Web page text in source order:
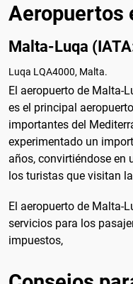
Aeropuertos
Malta-Luqa
Luqa LQA4000, Malta.
El aeropuerto de Malta-
es el principal
importantes del
experimentado un
años, convirtiéndose en
los turistas que visitan
El aeropuerto de Malta-
servicios para los
impuestos,